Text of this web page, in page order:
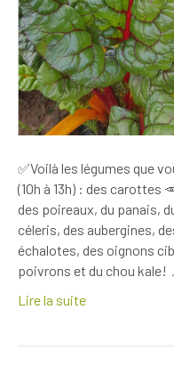
✅Voilà les légumes que
(10h à 13h) : des carottes
des poireaux, du panais,
céleris, des aubergines,
échalotes, des oignons
poivrons et du chou kale!
Lire la suite